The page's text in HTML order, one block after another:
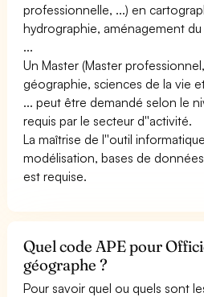
professionnelle, ...) en
hydrographie, aménagement
...
Un Master (Master
géographie, sciences de la vie
... peut être demandé selon le
requis par le secteur d''activité.
La maîtrise de l''outil
modélisation, bases de
est requise.
Quel code APE pour
géographe ?
Pour savoir quel ou quels sont